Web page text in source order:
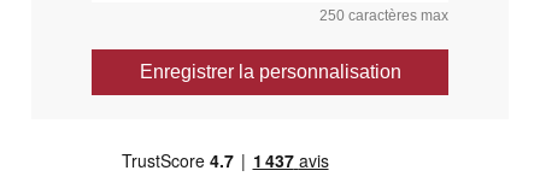
250 caractères max
Enregistrer la personnalisation